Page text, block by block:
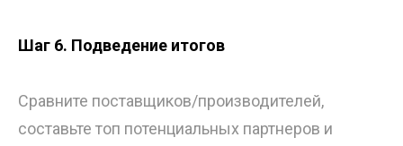
Шаг 6. Подведение итогов
Сравните поставщиков/производителей,
составьте топ потенциальных партнеров и